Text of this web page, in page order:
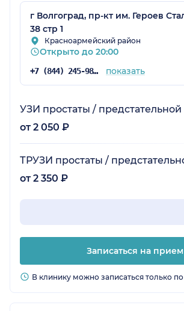
г Волгоград, пр-кт им. Героев
38 стр 1
Красноармейский район
Открыто до 20:00
+7 (844) 245-98-04 показать
УЗИ простаты /
от 2 050 ₽
ТРУЗИ простаты /
от 2 350 ₽
Записаться на прием
В клинику можно записаться только